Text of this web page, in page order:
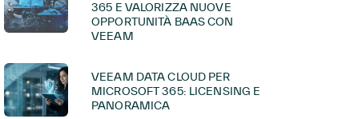
365 E VALORIZZA NUOVE
OPPORTUNITÀ BAAS CON
VEEAM
VEEAM DATA CLOUD PER
MICROSOFT 365: LICENSING E
PANORAMICA